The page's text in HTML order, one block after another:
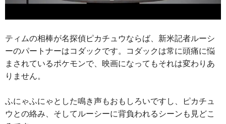
ティムの相棒が名探偵ピカチュウならば、新米記者ルーシ
ーのパートナーはコダックです。コダックは常に頭痛に悩
まされているポケモンで、映画になってもそれは変わりあ
りません。
ふにゃふにゃとした鳴き声もおもしろいですし、ピカチュ
ウとの絡み、そしてルーシーに背負われるシーンも見どこ